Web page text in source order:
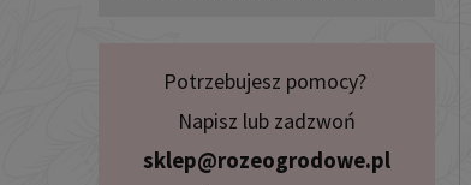
Potrzebujesz pomocy?
Napisz lub zadzwoń
sklep@rozeogrodowe.pl